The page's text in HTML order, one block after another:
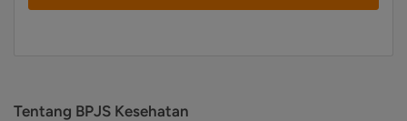
Tentang BPJS Kesehatan